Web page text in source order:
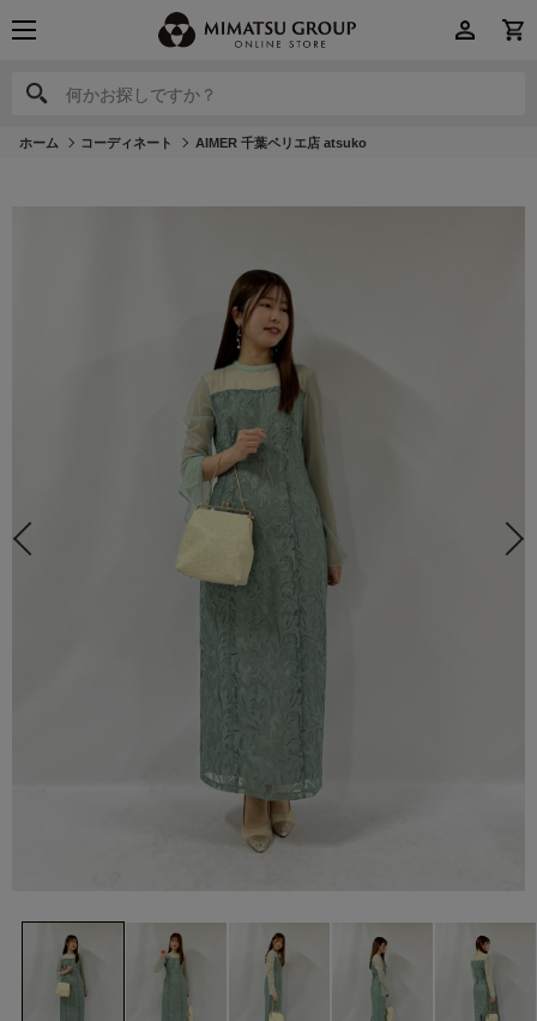
何かお探しですか？
何かお探しですか？
ホーム コーディネート AIMER 千葉ペリエ店 atsuko